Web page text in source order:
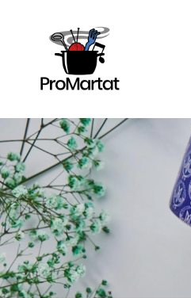
sisältöön
ProMartat ry